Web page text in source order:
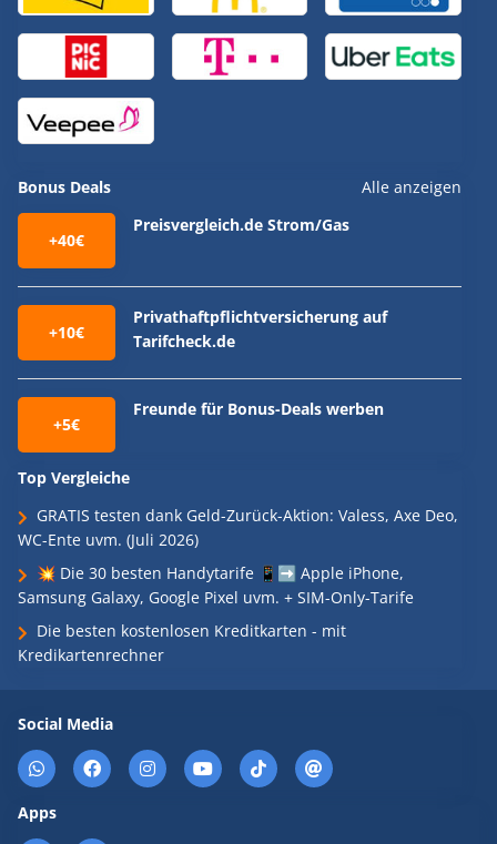
Bonus Deals Alle anzeigen
+40€
Preisvergleich.de Strom/Gas
+10€
Privathaftpflichtversicherung auf
Tarifcheck.de
+5€
Freunde für Bonus-Deals werben
Top Vergleiche
GRATIS testen dank Geld-Zurück-Aktion: Valess, Axe Deo,
WC-Ente uvm. (Juli 2026)
💥 Die 30 besten Handytarife 📱➡️ Apple iPhone,
Samsung Galaxy, Google Pixel uvm. + SIM-Only-Tarife
Die besten kostenlosen Kreditkarten - mit
Kredikartenrechner
Social Media
Apps